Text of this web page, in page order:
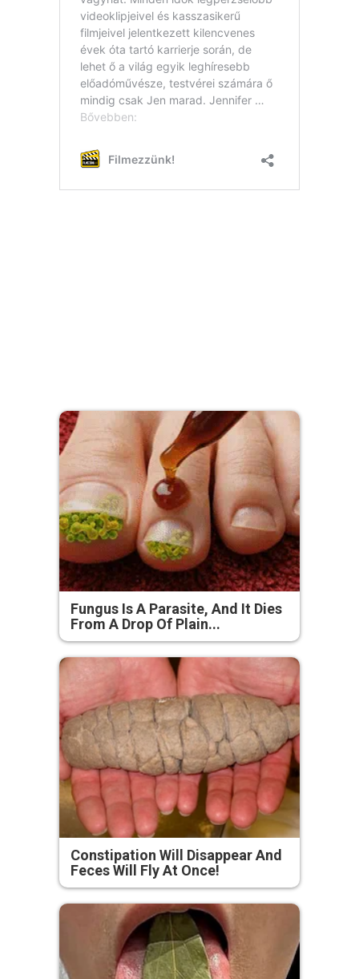
Fungus Is A Parasite, And It Dies
From A Drop Of Plain...
Constipation Will Disappear And
Feces Will Fly At Once!